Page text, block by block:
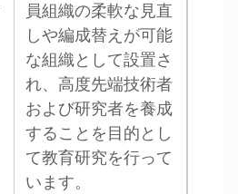
員組織の柔軟な見直
しや編成替えが可能
な組織として設置さ
れ、高度先端技術者
および研究者を養成
することを目的とし
て教育研究を行って
います。